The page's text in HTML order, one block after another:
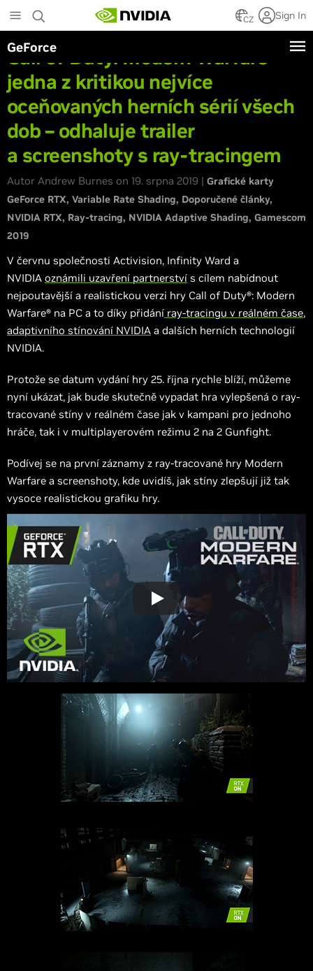
to
main
content
CZ Sign In
GeForce
Call of Duty: Modern Warfare –
jedna z kritikou nejvíce
oceňovaných herních sérií všech
dob – odhaluje trailer
a screenshoty s ray-tracingem
Autor Andrew Burnes on 19. srpna 2019 | Grafické karty
GeForce RTX Variable Rate Shading Doporučené články
NVIDIA RTX Ray-tracing NVIDIA Adaptive Shading Gamescom
2019
V červnu společnosti Activision, Infinity Ward a
NVIDIA oznámili uzavření partnerství s cílem nabídnout
nejpoutavější a realistickou verzi hry Call of Duty®: Modern
Warfare® na PC a to díky přidání ray-tracingu v reálném čase,
adaptivního stínování NVIDIA a dalších herních technologií
NVIDIA.
Protože se datum vydání hry 25. října rychle blíží, můžeme
nyní ukázat, jak bude skutečně vypadat hra vylepšená o ray-
tracované stíny v reálném čase jak v kampani pro jednoho
hráče, tak i v multiplayerovém režimu 2 na 2 Gunfight.
Podívej se na první záznamy z ray-tracované hry Modern
Warfare a screenshoty, kde uvidíš, jak stíny zlepšují již tak
vysoce realistickou grafiku hry.